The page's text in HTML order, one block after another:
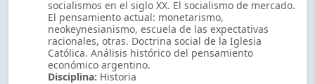
socialismos en el siglo XX. El socialismo de mercado.
El pensamiento actual: monetarismo,
neokeynesianismo, escuela de las expectativas
racionales, otras. Doctrina social de la Iglesia
Católica. Análisis histórico del pensamiento
económico argentino.
Disciplina: Historia